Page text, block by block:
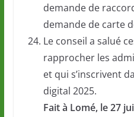
demande de
demande de carte
Le conseil a salué
rapprocher les
et qui s’inscrivent
digital 2025.
Fait à Lomé, le 27